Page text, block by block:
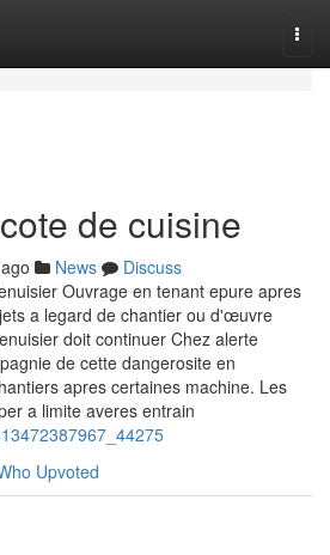
de cuisine
News
Discuss
Ouvrage en tenant epure apres
a legard de chantier ou d'œuvre
doit continuer Chez alerte
de cette dangerosite en
apres certaines machine. Les
a limite averes entrain
Upvoted